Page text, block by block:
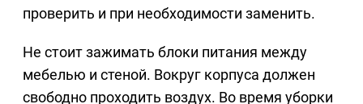
проверить и при необходимости заменить.
Не стоит зажимать блоки питания между
мебелью и стеной. Вокруг корпуса должен
свободно проходить воздух. Во время уборки